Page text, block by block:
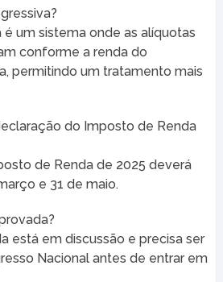
um sistema onde as alíquotas
conforme a renda do
permitindo um tratamento mais
do Imposto de Renda
de Renda de 2025 deverá
e 31 de maio.
está em discussão e precisa ser
Nacional antes de entrar em